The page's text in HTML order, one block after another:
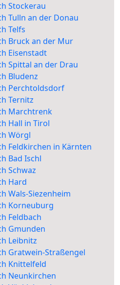
Stockerau
Tulln an der Donau
Telfs
Bruck an der Mur
Eisenstadt
Spittal an der Drau
Bludenz
Perchtoldsdorf
Ternitz
Marchtrenk
Hall in Tirol
Wörgl
Feldkirchen in Kärnten
Bad Ischl
Schwaz
Hard
Wals-Siezenheim
Korneuburg
Feldbach
Gmunden
Leibnitz
Gratwein-Straßengel
Knittelfeld
Neunkirchen